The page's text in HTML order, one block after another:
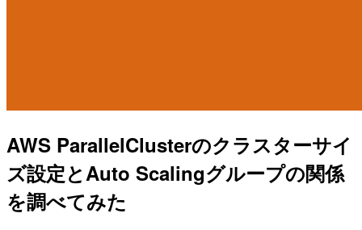
AWS ParallelClusterのクラスターサイ
ズ設定とAuto Scalingグループの関係
を調べてみた